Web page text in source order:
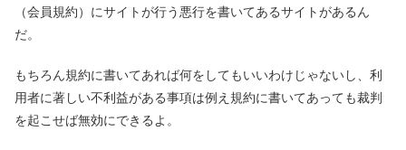
（会員規約）にサイトが行う悪行を書いてあるサイトがあるん
だ。
もちろん規約に書いてあれば何をしてもいいわけじゃないし、利
用者に著しい不利益がある事項は例え規約に書いてあっても裁判
を起こせば無効にできるよ。